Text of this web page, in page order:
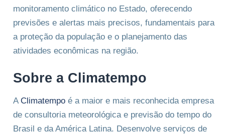
monitoramento climático no Estado, oferecendo
previsões e alertas mais precisos, fundamentais para
a proteção da população e o planejamento das
atividades econômicas na região.
Sobre a Climatempo
A Climatempo é a maior e mais reconhecida empresa
de consultoria meteorológica e previsão do tempo do
Brasil e da América Latina. Desenvolve serviços de